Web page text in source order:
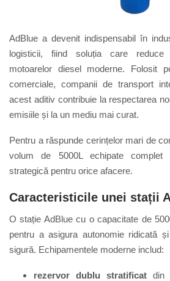
AdBlue a devenit indispensabil în
logisticii, fiind soluția care reduce
motoarelor diesel moderne. Folosit
comerciale, companii de transport
acest aditiv contribuie la respectarea
emisiile și la un mediu mai curat.
Pentru a răspunde cerințelor mari de
volum de 5000L echipate complet
strategică pentru orice afacere.
Caracteristicile unei stații
O stație AdBlue cu o capacitate de
pentru a asigura autonomie ridicată
sigură. Echipamentele moderne includ:
rezervor dublu stratificatdin